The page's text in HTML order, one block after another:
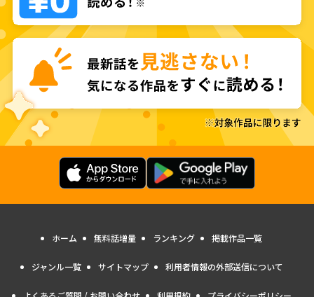
ホーム 無料話増量 ランキング 掲載作品一覧
ジャンル一覧 サイトマップ 利用者情報の外部送信について